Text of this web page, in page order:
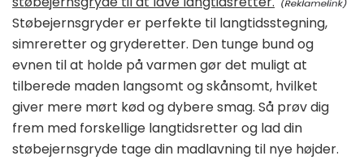
Støbejernsgryder er perfekte til langtidsstegning,
simreretter og gryderetter. Den tunge bund og
evnen til at holde på varmen gør det muligt at
tilberede maden langsomt og skånsomt, hvilket
giver mere mørt kød og dybere smag. Så prøv dig
frem med forskellige langtidsretter og lad din
støbejernsgryde tage din madlavning til nye højder.